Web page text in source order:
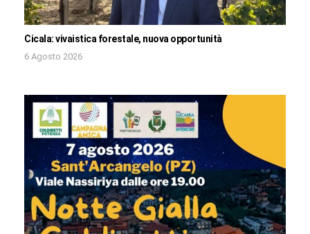
Cicala: vivaistica forestale, nuova opportunità
6 Agosto 2026